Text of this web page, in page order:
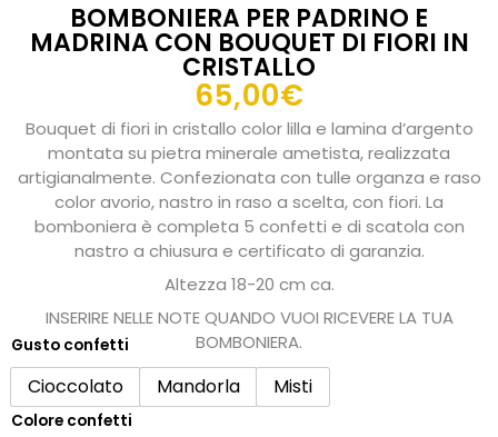
BOMBONIERA PER PADRINO E
MADRINA CON BOUQUET DI FIORI IN
CRISTALLO
65,00€
Bouquet di fiori in cristallo color lilla e lamina d’argento
montata su pietra minerale ametista, realizzata
artigianalmente. Confezionata con tulle organza e raso
color avorio, nastro in raso a scelta, con fiori. La
bomboniera è completa 5 confetti e di scatola con
nastro a chiusura e certificato di garanzia.
Altezza 18-20 cm ca.
INSERIRE NELLE NOTE QUANDO VUOI RICEVERE LA TUA
BOMBONIERA.
Gusto confetti
Cioccolato Mandorla Misti
Colore confetti
Bomboniera
per
padrino
e